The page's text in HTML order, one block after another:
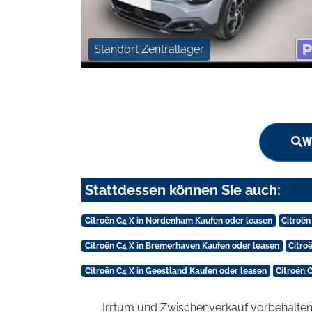
Standort Zentrallager
Stattdessen können Sie auch:
Citroën C4 X in Nordenham Kaufen oder leasen
Citroën C4 X in Bremerhaven Kaufen oder leasen
Citroën C4 X in Geestland Kaufen oder leasen Citroën
Irrtum und Zwischenverkauf